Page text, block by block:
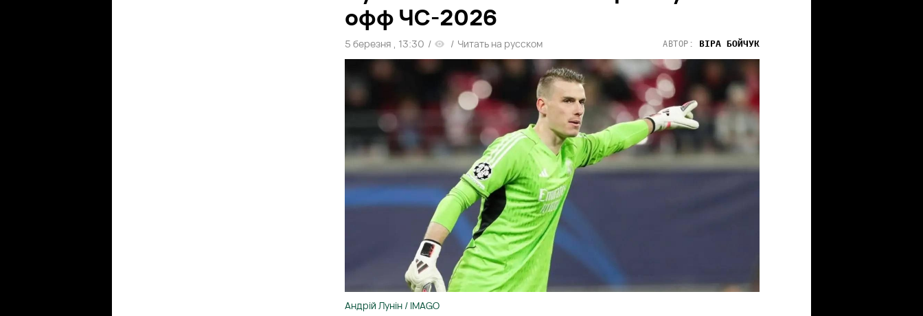
офф ЧС-2026
5 березня , 13:30 / / Читать на русском АВТОР: ВІРА БОЙЧУК
Андрій Лунін / IMAGO